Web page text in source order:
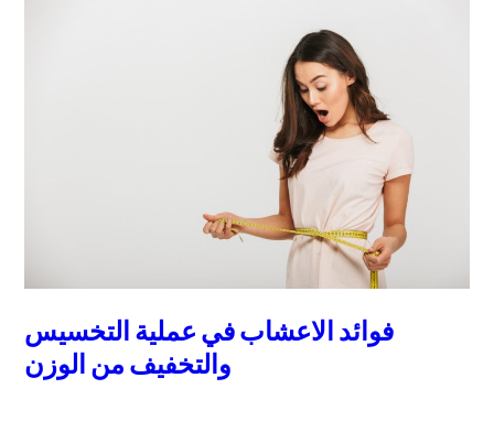
فوائد الاعشاب في عملية التخسيس
والتخفيف من الوزن